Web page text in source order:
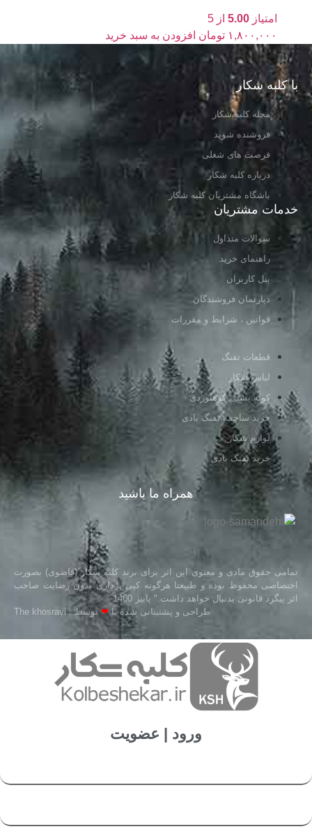
امتیاز 5.00 از 5
۱,۸۰۰,۰۰۰ تومان افزودن به سبد خرید
با کلبه شکار
مجله کلبه شکار
فروشنده شوید
فرصت های شغلی
درباره کلبه شکار
باشگاه مشتریان کلبه شکار
خدمات مشتریان
سوالات متداول
راهنمای خرید
پنل کاربران
دپارتمان فروشندگان
قوانین ، شرایط و مقررات
قطعات تفنگ
لباس شکار
کوله پشتی کوهنوردی
خرید ساچمه تفنگ بادی
لوازم شکار
خرید تفنگ بادی
همراه ما باشید
تمامی حقوق مادی و معنوی این اثر برای برند کلبه شکار (قاضوی) بصورت
اختصاصی محفوظ بوده و طبیعتا هرگونه کپی برداری بدون رضایت صاحب
اثر پیگرد قانونی بدنبال خواهد داشت." پاییز 1400 "
طراحی و پشتیبانی شده با❤توسط : The khosravi
ورود | عضویت